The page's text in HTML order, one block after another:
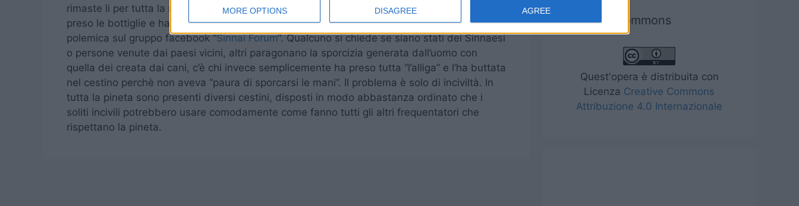
MORE OPTIONS DISAGREE AGREE
rimaste li per tutta la mattina, sin quando un volenteroso frequentatore della pineta, ha
preso le bottiglie e ha “fatto lo sforzo” di buttarle nel cestino poco distante. Immancabile la
polemica sul gruppo facebook “Sinnai Forum“. Qualcuno si chiede se siano stati dei Sinnaesi
o persone venute dai paesi vicini, altri paragonano la sporcizia generata dall’uomo con
quella dei creata dai cani, c’è chi invece semplicemente ha preso tutta “l’alliga” e l’ha buttata
nel cestino perchè non aveva “paura di sporcarsi le mani”. Il problema è solo di inciviltà. In
tutta la pineta sono presenti diversi cestini, disposti in modo abbastanza ordinato che i
soliti incivili potrebbero usare comodamente come fanno tutti gli altri frequentatori che
rispettano la pineta.
Creative commons
Quest'opera è distribuita con
Licenza Creative Commons
Attribuzione 4.0 Internazionale